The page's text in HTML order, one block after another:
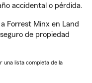
accidental o pérdida.
Forrest Minx en Land
de propiedad
una lista completa de la